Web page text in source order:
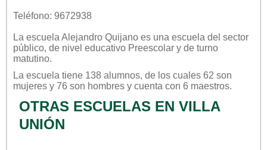
Teléfono: 9672938
La escuela Alejandro Quijano es una escuela del sector
público, de nivel educativo Preescolar y de turno
matutino.
La escuela tiene 138 alumnos, de los cuales 62 son
mujeres y 76 son hombres y cuenta con 6 maestros.
OTRAS ESCUELAS EN VILLA
UNIÓN